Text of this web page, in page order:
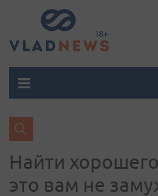
Найти
это вам не